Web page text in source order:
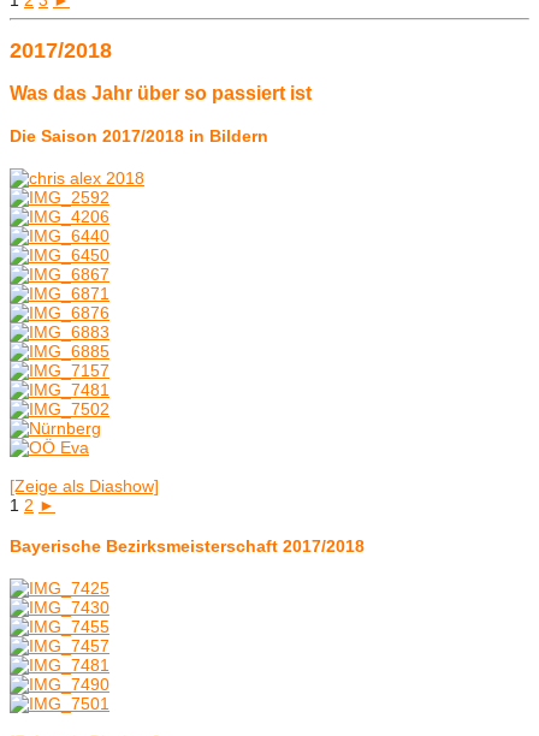
2017/2018
Was das Jahr über so passiert ist
Die Saison 2017/2018 in Bildern
[Zeige als Diashow]
1 2 ►
Bayerische Bezirksmeisterschaft 2017/2018